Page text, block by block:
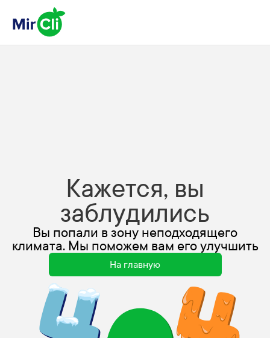
Кажется, вы
заблудились
Вы попали в зону неподходящего
климата. Мы поможем вам его улучшить
На главную